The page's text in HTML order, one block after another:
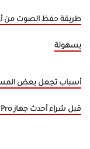
بسهولة
أسباب تجعل بعض
قبل شراء أحدث جهاز iPad Pro